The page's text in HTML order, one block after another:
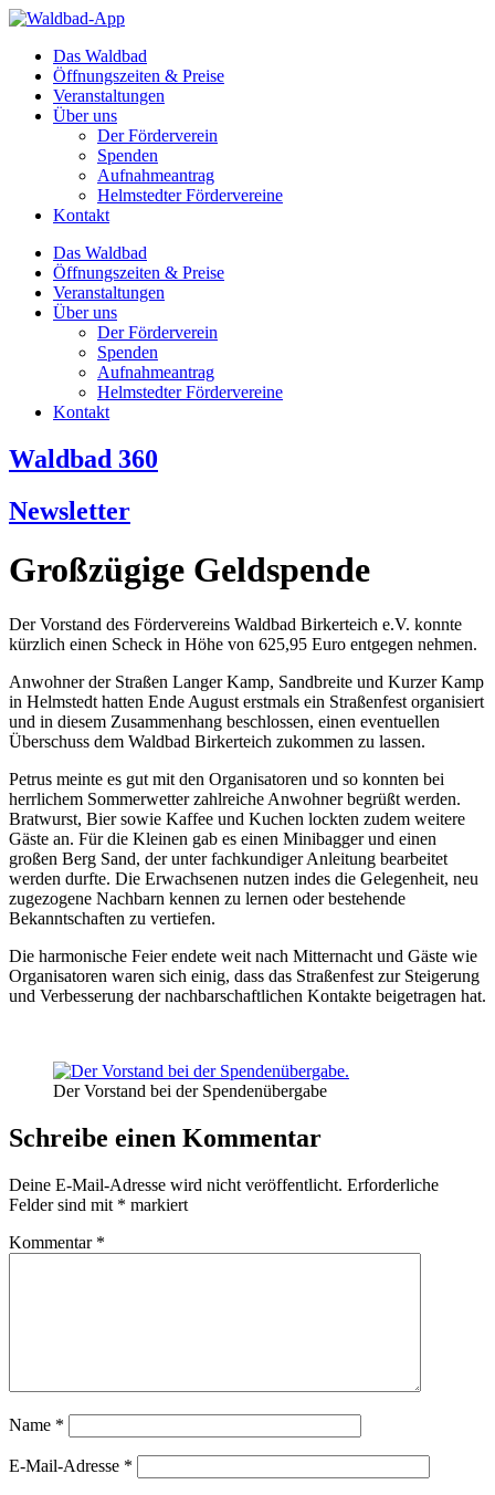
Zum
springenDas Waldbad
Öffnungszeiten & Preise
Veranstaltungen
Über uns
Der Förderverein
Spenden
Aufnahmeantrag
Helmstedter Fördervereine
Kontakt
Das Waldbad
Öffnungszeiten & Preise
Veranstaltungen
Über uns
Der Förderverein
Spenden
Aufnahmeantrag
Helmstedter Fördervereine
Kontakt
Waldbad 360
Newsletter
Großzügige Geldspende
Der Vorstand des Fördervereins Waldbad Birkerteich e.V. konnte
kürzlich einen Scheck in Höhe von 625,95 Euro entgegen nehmen.
Anwohner der Straßen Langer Kamp, Sandbreite und Kurzer Kamp
in Helmstedt hatten Ende August erstmals ein Straßenfest organisiert
und in diesem Zusammenhang beschlossen, einen eventuellen
Überschuss dem Waldbad Birkerteich zukommen zu lassen.
Petrus meinte es gut mit den Organisatoren und so konnten bei
herrlichem Sommerwetter zahlreiche Anwohner begrüßt werden.
Bratwurst, Bier sowie Kaffee und Kuchen lockten zudem weitere
Gäste an. Für die Kleinen gab es einen Minibagger und einen
großen Berg Sand, der unter fachkundiger Anleitung bearbeitet
werden durfte. Die Erwachsenen nutzen indes die Gelegenheit, neu
zugezogene Nachbarn kennen zu lernen oder bestehende
Bekanntschaften zu vertiefen.
Die harmonische Feier endete weit nach Mitternacht und Gäste wie
Organisatoren waren sich einig, dass das Straßenfest zur Steigerung
und Verbesserung der nachbarschaftlichen Kontakte beigetragen hat.
Der Vorstand bei der Spendenübergabe
Schreibe einen Kommentar
Deine E-Mail-Adresse wird nicht veröffentlicht. Erforderliche
Felder sind mit * markiert
Kommentar *
Name *
E-Mail-Adresse *